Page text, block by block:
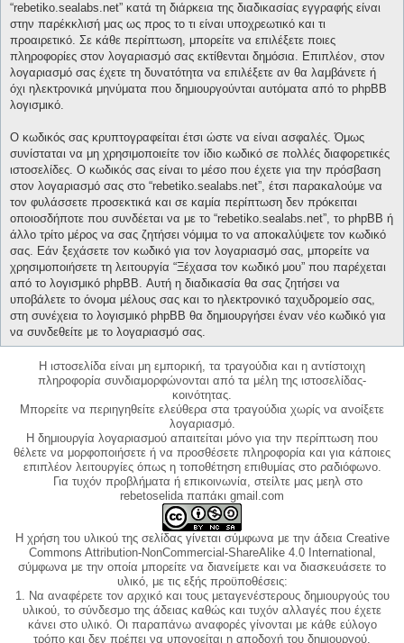
“rebetiko.sealabs.net” κατά τη διάρκεια της διαδικασίας εγγραφής είναι
στην παρέκκλισή μας ως προς το τι είναι υποχρεωτικό και τι
προαιρετικό. Σε κάθε περίπτωση, μπορείτε να επιλέξετε ποιες
πληροφορίες στον λογαριασμό σας εκτίθενται δημόσια. Επιπλέον, στον
λογαριασμό σας έχετε τη δυνατότητα να επιλέξετε αν θα λαμβάνετε ή
όχι ηλεκτρονικά μηνύματα που δημιουργούνται αυτόματα από το phpBB
λογισμικό.
Ο κωδικός σας κρυπτογραφείται έτσι ώστε να είναι ασφαλές. Όμως
συνίσταται να μη χρησιμοποιείτε τον ίδιο κωδικό σε πολλές διαφορετικές
ιστοσελίδες. Ο κωδικός σας είναι το μέσο που έχετε για την πρόσβαση
στον λογαριασμό σας στο “rebetiko.sealabs.net”, έτσι παρακαλούμε να
τον φυλάσσετε προσεκτικά και σε καμία περίπτωση δεν πρόκειται
οποιοσδήποτε που συνδέεται να με το “rebetiko.sealabs.net”, το phpBB ή
άλλο τρίτο μέρος να σας ζητήσει νόμιμα το να αποκαλύψετε τον κωδικό
σας. Εάν ξεχάσετε τον κωδικό για τον λογαριασμό σας, μπορείτε να
χρησιμοποιήσετε τη λειτουργία “Ξέχασα τον κωδικό μου” που παρέχεται
από το λογισμικό phpBB. Αυτή η διαδικασία θα σας ζητήσει να
υποβάλετε το όνομα μέλους σας και το ηλεκτρονικό ταχυδρομείο σας,
στη συνέχεια το λογισμικό phpBB θα δημιουργήσει έναν νέο κωδικό για
να συνδεθείτε με το λογαριασμό σας.
Η ιστοσελίδα είναι μη εμπορική, τα τραγούδια και η αντίστοιχη
πληροφορία συνδιαμορφώνονται από τα μέλη της ιστοσελίδας-
κοινότητας.
Μπορείτε να περιηγηθείτε ελεύθερα στα τραγούδια χωρίς να ανοίξετε
λογαριασμό.
Η δημιουργία λογαριασμού απαιτείται μόνο για την περίπτωση που
θέλετε να μορφοποιήσετε ή να προσθέσετε πληροφορία και για κάποιες
επιπλέον λειτουργίες όπως η τοποθέτηση επιθυμίας στο ραδιόφωνο.
Για τυχόν προβλήματα ή επικοινωνία, στείλτε μας μεηλ στο
rebetoselida παπάκι gmail.com
Η χρήση του υλικού της σελίδας γίνεται σύμφωνα με την άδεια Creative
Commons Attribution-NonCommercial-ShareAlike 4.0 International,
σύμφωνα με την οποία μπορείτε να διανείμετε και να διασκευάσετε το
υλικό, με τις εξής προϋποθέσεις:
1. Να αναφέρετε τον αρχικό και τους μεταγενέστερους δημιουργούς του
υλικού, το σύνδεσμο της άδειας καθώς και τυχόν αλλαγές που έχετε
κάνει στο υλικό. Οι παραπάνω αναφορές γίνονται με κάθε εύλογο
τρόπο και δεν πρέπει να υπονοείται η αποδοχή του δημιουργού.